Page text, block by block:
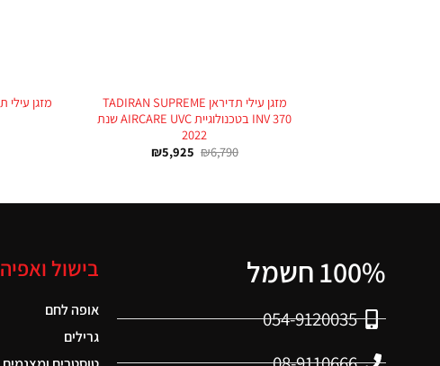
מזגן עילי תדיראן TADIRAN SUPREME
INV 370 בטכנולוגיית AIRCARE UVC שנת
2022
₪6,790
₪5,925
100% חשמל
054-9120035
בישול ואפיה
אופה לחם
גרילים